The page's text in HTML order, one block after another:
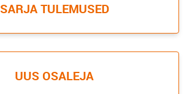
SARJA TULEMUSED
UUS OSALEJA